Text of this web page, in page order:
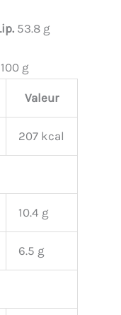
53.8 g
g
Valeur
207 kcal
10.4 g
6.5 g